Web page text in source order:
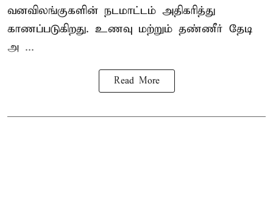
வனவிலங்குகளின் நடமாட்டம் அதிகரித்து
காணப்படுகிறது. உணவு மற்றும் தண்ணீர் தேடி
அ ...
Read More